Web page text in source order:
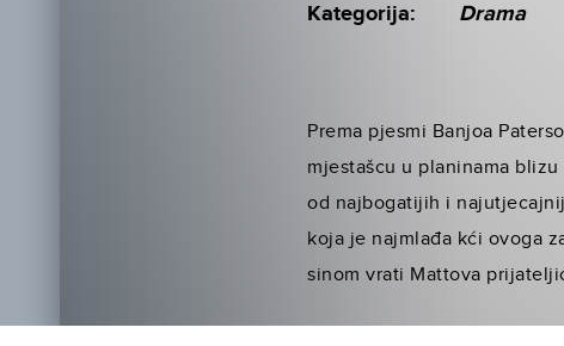
Kategorija: Drama
Prema pjesmi Banjoa
mjestašcu u planinama
od najbogatijih i
koja je najmlađa kći ovoga
sinom vrati Mattova